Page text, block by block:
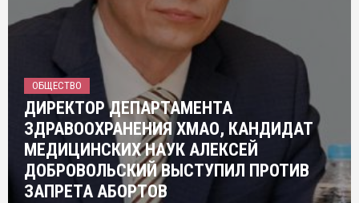
ОБЩЕСТВО
ДИРЕКТОР ДЕПАРТАМЕНТА
ЗДРАВООХРАНЕНИЯ ХМАО, КАНДИДАТ
МЕДИЦИНСКИХ НАУК АЛЕКСЕЙ
ДОБРОВОЛЬСКИЙ ВЫСТУПИЛ ПРОТИВ
ЗАПРЕТА АБОРТОВ